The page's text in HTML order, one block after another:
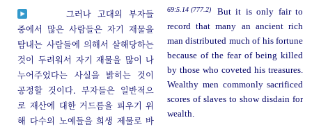
그러나 고대의 부자들
중에서 많은 사람들은 자기 재물을
탐내는 사람들에 의해서 살해당하는
것이 두려워서 자기 재물을 많이 나
누어주었다는 사실을 밝히는 것이
공정할 것이다. 부자들은 일반적으
로 재산에 대한 거드름을 피우기 위
해 다수의 노예들을 희생 제물로 바
69:5.14 (777.2)
But it is only fair to
record that many an ancient rich
man distributed much of his fortune
because of the fear of being killed
by those who coveted his treasures.
Wealthy men commonly sacrificed
scores of slaves to show disdain for
wealth.